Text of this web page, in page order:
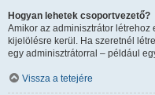
Hogyan lehetek csoportvezető?
Amikor az adminisztrátor
kijelölésre kerül. Ha szeretnél
egy adminisztrátorral – például
Vissza a tetejére